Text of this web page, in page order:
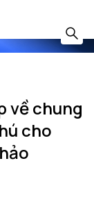
về chung
cho